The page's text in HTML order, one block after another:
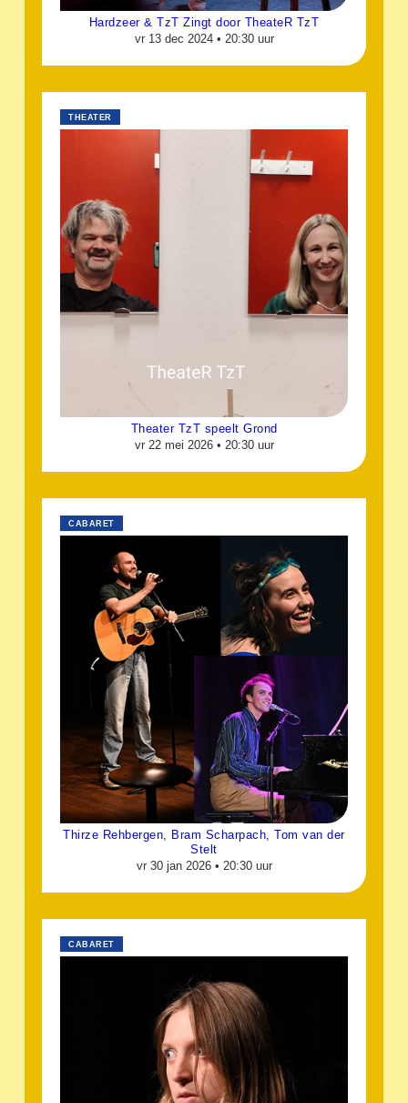
Hardzeer & TzT Zingt door TheateR TzT
vr 13 dec 2024 • 20:30 uur
THEATER
Theater TzT speelt Grond
vr 22 mei 2026 • 20:30 uur
CABARET
Thirze Rehbergen, Bram Scharpach, Tom van der
Stelt
vr 30 jan 2026 • 20:30 uur
CABARET